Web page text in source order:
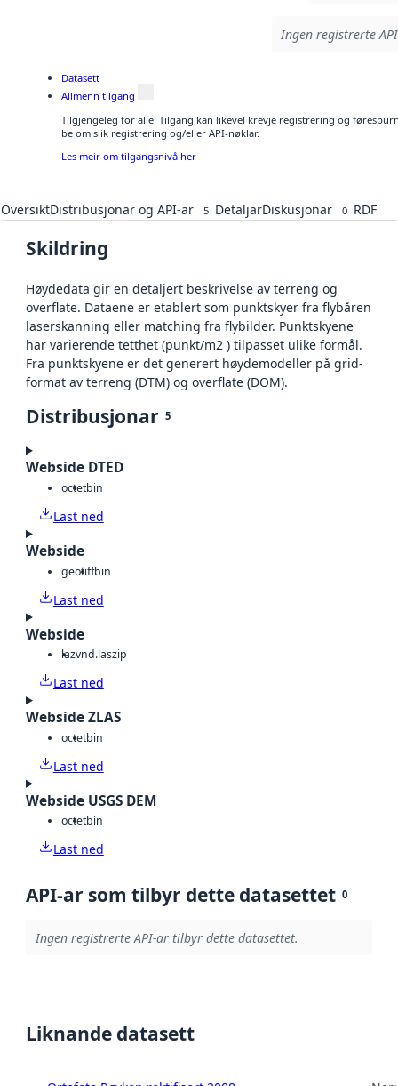
Ingen registrerte
Datasett
Allmenn tilgang
Tilgjengeleg for alle. Tilgang kan likevel krevje registrering og
be om slik registrering og/eller API-nøklar.
Les meir om tilgangsnivå her
OversiktDistribusjonar og API-ar 5 DetaljarDiskusjonar 0 RDF
Skildring
Høydedata gir en detaljert beskrivelse av terreng og
overflate. Dataene er etablert som punktskyer fra flybåren
laserskanning eller matching fra flybilder. Punktskyene
har varierende tetthet (punkt/m2 ) tilpasset ulike formål.
Fra punktskyene er det generert høydemodeller på grid-
format av terreng (DTM) og overflate (DOM).
Distribusjonar 5
Webside DTED
octetbin
Last ned
Webside
geotiffbin
Last ned
Webside
lazvnd.laszip
Last ned
Webside ZLAS
octetbin
Last ned
Webside USGS DEM
octetbin
Last ned
API-ar som tilbyr dette datasettet 0
Ingen registrerte API-ar tilbyr dette datasettet.
Liknande datasett